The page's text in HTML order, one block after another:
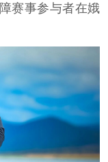
赛事参与者在娥